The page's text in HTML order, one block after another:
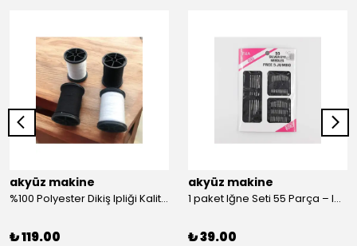
akyüz makine
%100 Polyester Dikiş Ipliği Kaliteli 2 Adet Farklı Makara Ip Dikiş İpi Siyah&Beyaz 2'Li Set
₺ 119.00
akyüz makine
1 paket Iğne Seti 55 Parça – Iğne
₺ 39.00